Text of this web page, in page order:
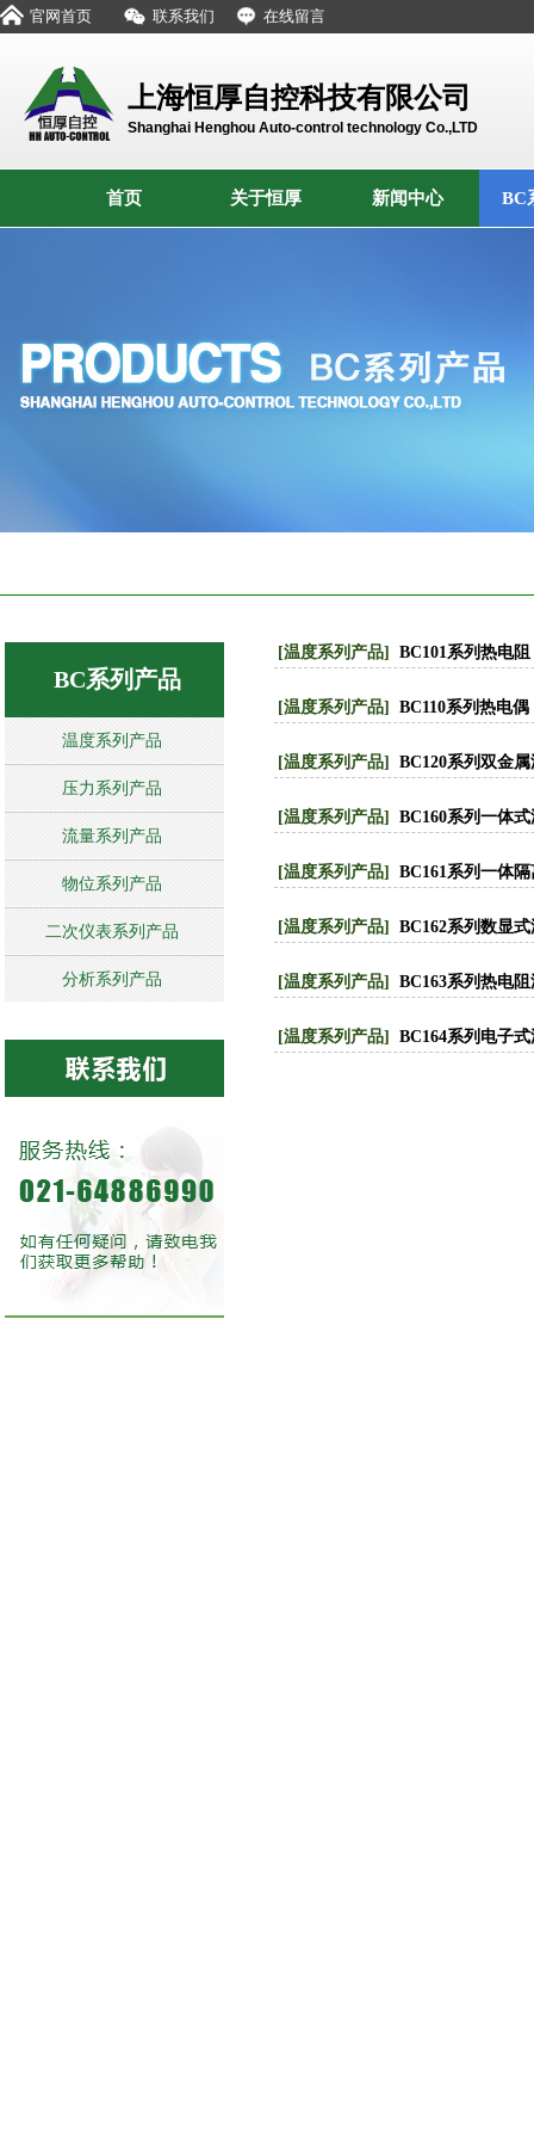
联系我们
官网首页 在线留言
上海恒厚自控科技有限公司
Shanghai Henghou Auto-control technology Co.,LTD
首页 关于恒厚 新闻中心 BC
[温度系列产品] BC101系列热电阻
[温度系列产品] BC110系列热电偶
[温度系列产品] BC120系列双金
[温度系列产品] BC160系列一体
[温度系列产品] BC161系列一体
[温度系列产品] BC162系列数显
[温度系列产品] BC163系列热电
[温度系列产品] BC164系列电子
BC系列产品
温度系列产品
压力系列产品
流量系列产品
物位系列产品
二次仪表系列产品
分析系列产品